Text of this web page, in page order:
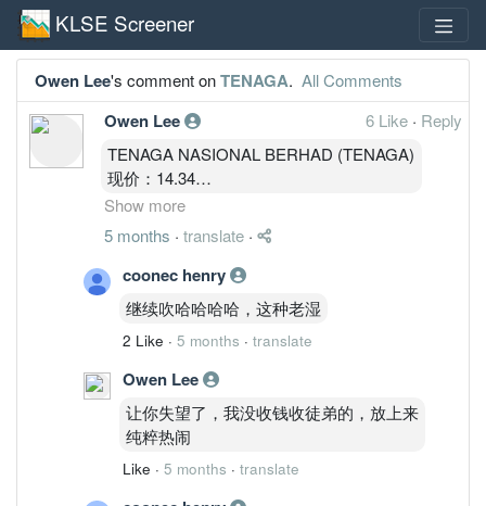
KLSE Screener
Owen Lee's comment onTENAGA. All Comments
Owen Lee 6 Like · Reply
TENAGA NASIONAL BERHAD (TENAGA)
现价：14.34
执行版本：MBOW 3.5-Pro A+
一、周期定位
3M（大周期锚）
明确 V 型修复完成
突破 10–12 区间
MACD 主升段延续
OBV 回到高位
结论：
3M 已进入中期多头趋势。
月线
二次攻击 14.50 压力
Stoch 刚回升
Show more
5 months · translate ·
coonec henry
继续吹哈哈哈哈，这种老湿
2 Like · 5 months · translate
Owen Lee
让你失望了，我没收钱收徒弟的，放上来
纯粹热闹
Like · 5 months · translate